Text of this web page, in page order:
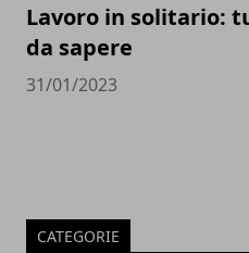
Lavoro in solitario:
da sapere
31/01/2023
CATEGORIE